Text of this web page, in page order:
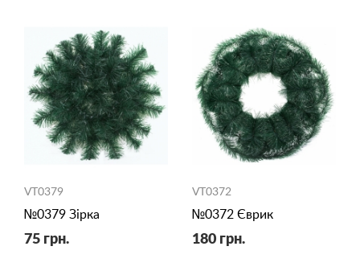
VT0379
№0379 Зірка
75 грн.
VT0372
№0372 Єврик
180 грн.